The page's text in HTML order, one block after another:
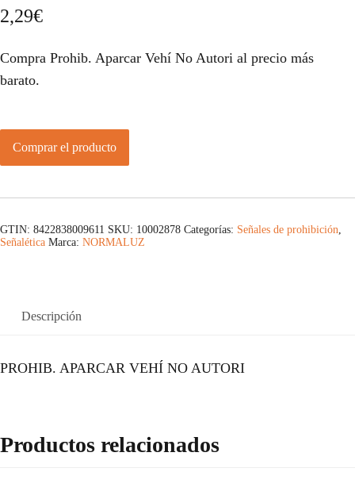
2,29€
Compra Prohib. Aparcar Vehí No Autori al precio más
barato.
Comprar el producto
GTIN: 8422838009611 SKU: 10002878 Categorías: Señales de prohibición,
Señalética Marca: NORMALUZ
Descripción
PROHIB. APARCAR VEHÍ NO AUTORI
Productos relacionados